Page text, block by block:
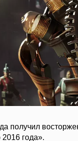
получил
года».